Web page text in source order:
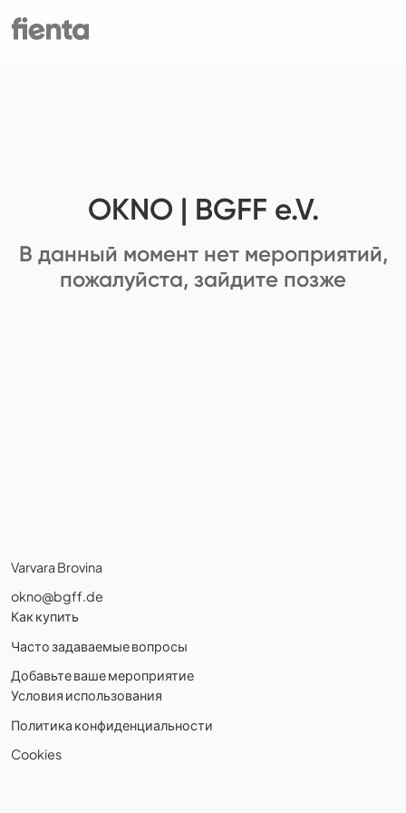
OKNO | BGFF e.V.
В данный момент нет мероприятий,
пожалуйста, зайдите позже
Varvara Brovina
okno@bgff.de
Как купить
Часто задаваемые вопросы
Добавьте ваше мероприятие
Условия использования
Политика конфиденциальности
Cookies